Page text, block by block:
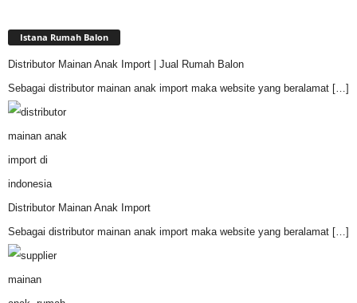
Istana Rumah Balon
Distributor Mainan Anak Import | Jual Rumah Balon
Sebagai distributor mainan anak import maka website yang beralamat […]
Distributor Mainan Anak Import
Sebagai distributor mainan anak import maka website yang beralamat […]